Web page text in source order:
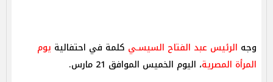
وجه الرئيس عبد الفتاح السيسـي كلمة في احتفالية يوم
المرأة المصرية، اليوم الخميس الموافق 21 مارس.